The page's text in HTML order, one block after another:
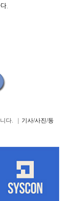
.
니다. | 기사/사진/동